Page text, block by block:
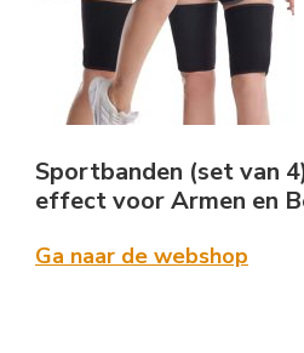
Sportbanden (set van
effect voor Armen en
Ga naar de webshop